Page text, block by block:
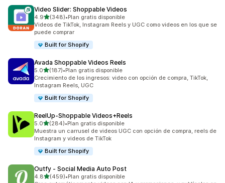
Video Slider: Shoppable Videos
4.9de 5 estrellas
(348)
348 reseñas en total
•Plan gratis disponible
Videos de TikTok, Instagram Reels y UGC como videos en los que se
puede comprar
Built for Shopify
Avada Shoppable Videos Reels
5.0de 5 estrellas
(187)
187 reseñas en total
•Plan gratis disponible
Crecimiento de los ingresos: video con opción de compra, TikTok,
Instagram Reels, UGC
Built for Shopify
ReelUp‑Shoppable Videos+Reels
5.0de 5 estrellas
(284)
284 reseñas en total
•Plan gratis disponible
Muestra un carrusel de videos UGC con opción de compra, reels de
Instagram y videos de TikTok
Built for Shopify
Outfy ‑ Social Media Auto Post
4.8de 5 estrellas
(459)
459 reseñas en total
•Plan gratis disponible